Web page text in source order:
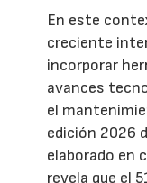
En este
creciente
incorporar
avances
el
edición 2026
elaborado en
revela que el